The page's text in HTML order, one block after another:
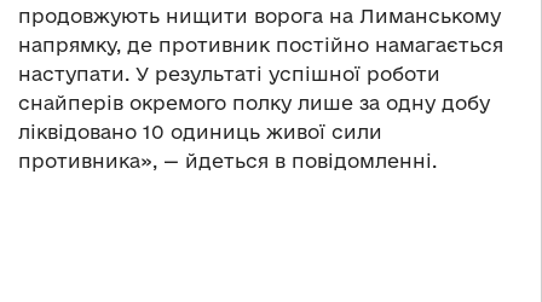
продовжують нищити ворога на Лиманському
напрямку, де противник постійно намагається
наступати. У результаті успішної роботи
снайперів окремого полку лише за одну добу
ліквідовано 10 одиниць живої сили
противника», — йдеться в повідомленні.